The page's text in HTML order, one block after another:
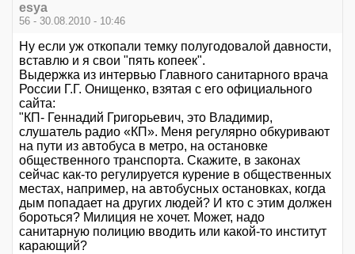
esya
56 - 30.08.2010 - 10:46
Ну если уж откопали темку полугодовалой давности,
вставлю и я свои "пять копеек".
Выдержка из интервью Главного санитарного врача
России Г.Г. Онищенко, взятая с его официального
сайта:
"КП- Геннадий Григорьевич, это Владимир,
слушатель радио «КП». Меня регулярно обкуривают
на пути из автобуса в метро, на остановке
общественного транспорта. Скажите, в законах
сейчас как-то регулируется курение в общественных
местах, например, на автобусных остановках, когда
дым попадает на других людей? И кто с этим должен
бороться? Милиция не хочет. Может, надо
санитарную полицию вводить или какой-то институт
карающий?